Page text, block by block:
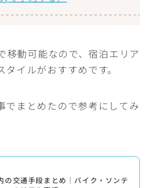
移動可能なので、宿泊エリア
イルがおすすめです。
でまとめたので参考にしてみ
の交通手段まとめ｜バイク・ソンテ